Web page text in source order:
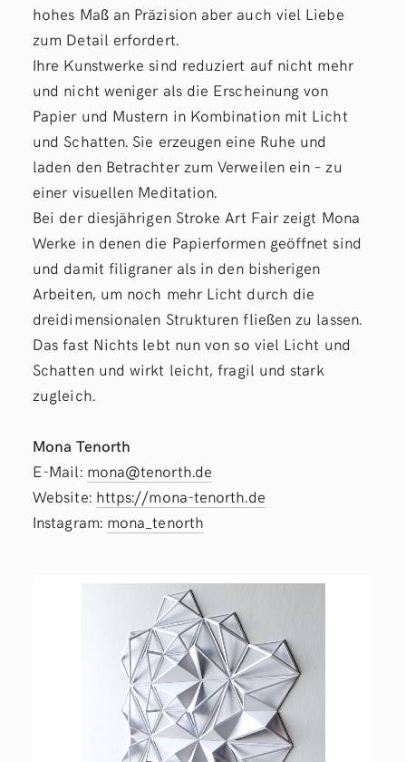
hohes Maß an Präzision aber auch viel Liebe
zum Detail erfordert.
Ihre Kunstwerke sind reduziert auf nicht mehr
und nicht weniger als die Erscheinung von
Papier und Mustern in Kombination mit Licht
und Schatten. Sie erzeugen eine Ruhe und
laden den Betrachter zum Verweilen ein – zu
einer visuellen Meditation.
Bei der diesjährigen Stroke Art Fair zeigt Mona
Werke in denen die Papierformen geöffnet sind
und damit filigraner als in den bisherigen
Arbeiten, um noch mehr Licht durch die
dreidimensionalen Strukturen fließen zu lassen.
Das fast Nichts lebt nun von so viel Licht und
Schatten und wirkt leicht, fragil und stark
zugleich.
Mona Tenorth
E-Mail: mona@tenorth.de
Website: https://mona-tenorth.de
Instagram: mona_tenorth